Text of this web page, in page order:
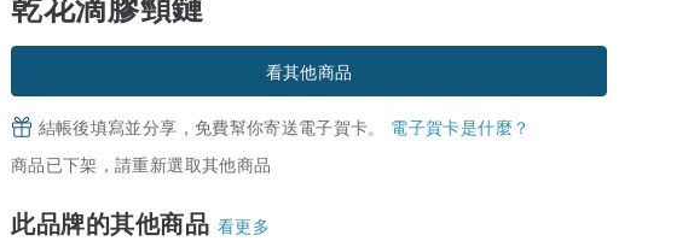
看其他商品
結帳後填寫並分享，免費幫你寄送電子賀卡。 電子賀卡是什麼？
商品已下架，請重新選取其他商品
此品牌的其他商品 看更多